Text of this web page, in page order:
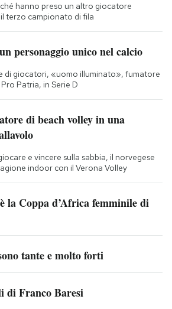
hanno preso un altro giocatore
terzo campionato di fila
personaggio unico nel calcio
di giocatori, «uomo illuminato», fumatore
Patria, in Serie D
di beach volley in una
e vincere sulla sabbia, il norvegese
indoor con il Verona Volley
la Coppa d’Africa femminile di
tante e molto forti
di Franco Baresi